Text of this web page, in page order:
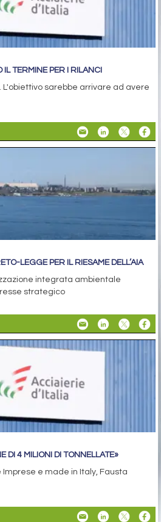
IL TERMINE PER I RILANCI
sarebbe arrivare ad avere
LEGGE PER IL RIESAME DELL’AIA
integrata ambientale
strategico
DI 4 MILIONI DI TONNELLATE»
e made in Italy, Fausta